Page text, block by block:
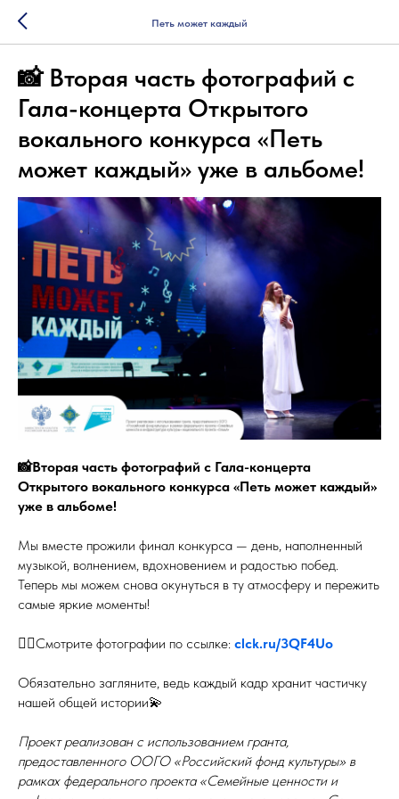
Петь может каждый
📸 Вторая часть фотографий с
Гала-концерта Открытого
вокального конкурса «Петь
может каждый» уже в альбоме!
📸Вторая часть фотографий с Гала-концерта
Открытого вокального конкурса «Петь может каждый»
уже в альбоме!
Мы вместе прожили финал конкурса — день, наполненный
музыкой, волнением, вдохновением и радостью побед.
Теперь мы можем снова окунуться в ту атмосферу и пережить
самые яркие моменты!
👉🏻Смотрите фотографии по ссылке: clck.ru/3QF4Uo
Обязательно загляните, ведь каждый кадр хранит частичку
нашей общей истории💫
Проект реализован с использованием гранта,
предоставленного ООГО «Российский фонд культуры» в
рамках федерального проекта «Семейные ценности и